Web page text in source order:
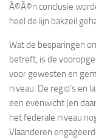
Ã©Ã©n conclusie
heel de lijn bakzeil
Wat de besparingen
betreft, is de
voor gewesten en
niveau. De regio’s en
een evenwicht (en
het federale niveau
Vlaanderen